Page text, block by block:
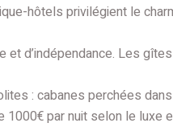
hôtels privilégient le
d’indépendance. Les
: cabanes perchées
par nuit selon le luxe